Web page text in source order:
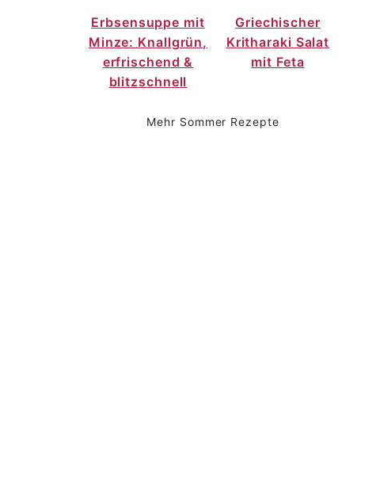
Erbsensuppe mit
Minze: Knallgrün,
erfrischend &
blitzschnell
Griechischer
Kritharaki Salat
mit Feta
Mehr Sommer Rezepte